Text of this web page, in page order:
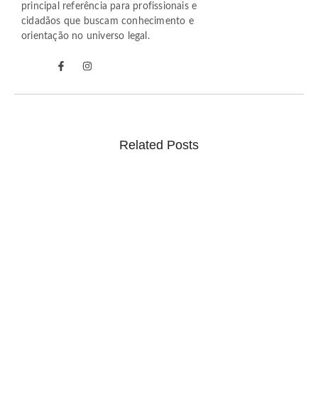
principal referência para profissionais e
cidadãos que buscam conhecimento e
orientação no universo legal.
Related Posts